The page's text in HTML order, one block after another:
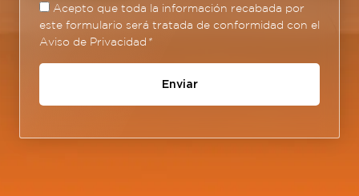
Acepto que toda la información recabada por
este formulario será tratada de conformidad con el
Aviso de Privacidad *
Enviar